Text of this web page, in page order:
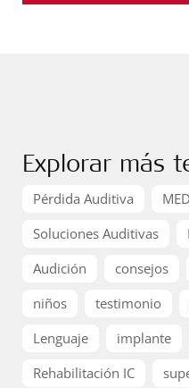
Explorar más
Pérdida Auditiva
Soluciones Auditivas
Audición
consejos
niños
testimonio
Lenguaje
implante
Rehabilitación IC